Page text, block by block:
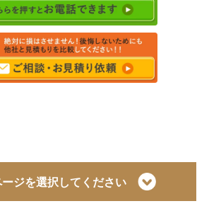
ジを選択してください